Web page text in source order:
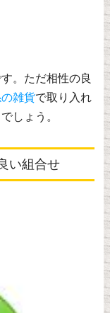
。ただ相性の良
雑貨で取り入れ
しょう。
い組合せ